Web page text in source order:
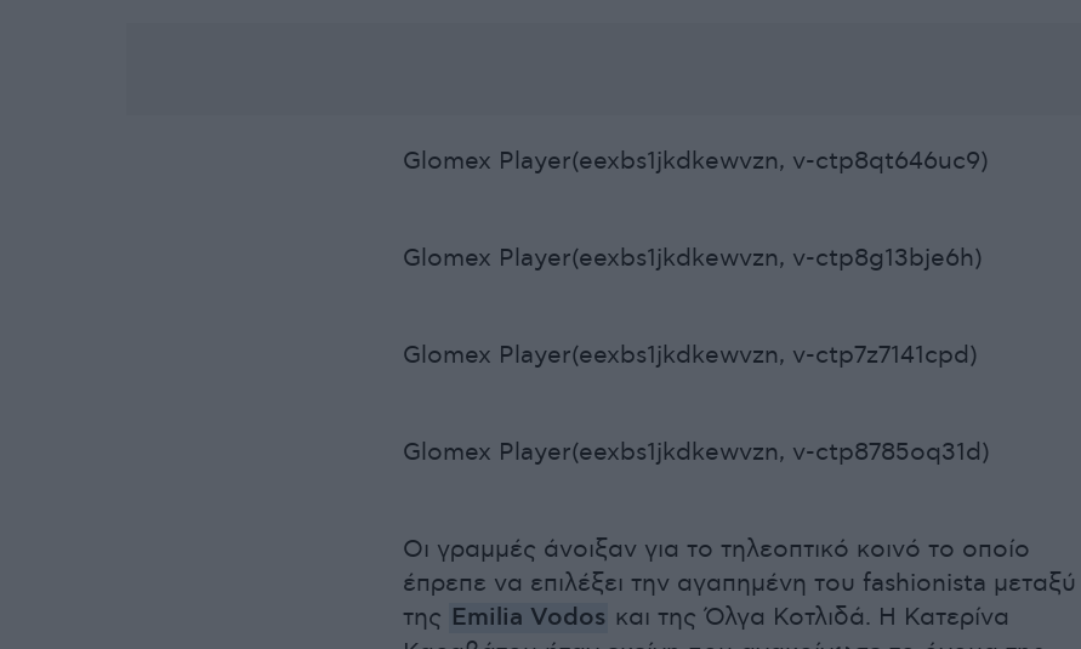
Glomex Player(eexbs1jkdkewvzn, v-ctp8qt646uc9)
Glomex Player(eexbs1jkdkewvzn, v-ctp8g13bje6h)
Glomex Player(eexbs1jkdkewvzn, v-ctp7z7141cpd)
Glomex Player(eexbs1jkdkewvzn, v-ctp8785oq31d)
Οι γραμμές άνοιξαν για το τηλεοπτικό κοινό το οποίο
έπρεπε να επιλέξει την αγαπημένη του fashionista μεταξύ
της Emilia Vodos και της Όλγα Κοτλιδά. Η Κατερίνα